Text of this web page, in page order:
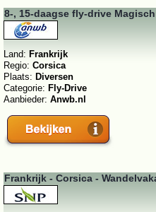
8-, 15-daagse fly-drive
Land: Frankrijk
Regio: Corsica
Plaats: Diversen
Categorie: Fly-Drive
Aanbieder: Anwb.nl
Frankrijk - Corsica -